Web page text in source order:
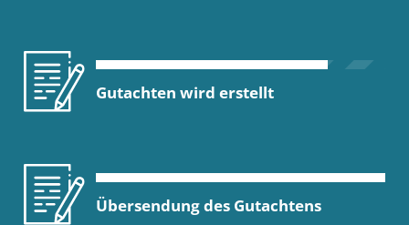
Gutachten wird erstellt
Übersendung des Gutachtens